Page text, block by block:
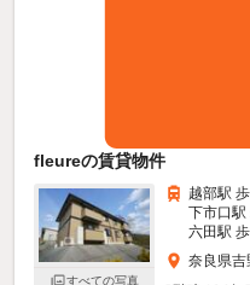
fleureの賃貸物件
すべての写真
越部駅 歩
下市口駅
六田駅 歩
奈良県吉